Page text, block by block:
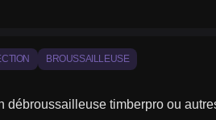
BROUSSAILLEUSE
débroussailleuse timberpro ou